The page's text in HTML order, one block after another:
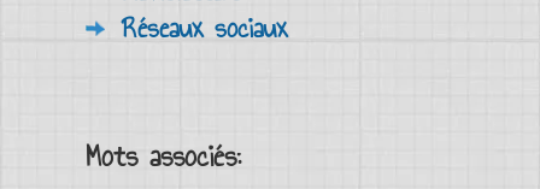
Réseaux sociaux
Mots associés: